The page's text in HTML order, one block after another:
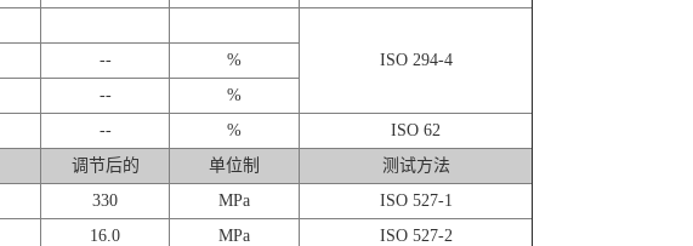
ISO 294-4
--
%
--
%
-- %
ISO 62
调节后的 单位制
测试方法
330 MPa
ISO 527-1
16.0 MPa
ISO 527-2